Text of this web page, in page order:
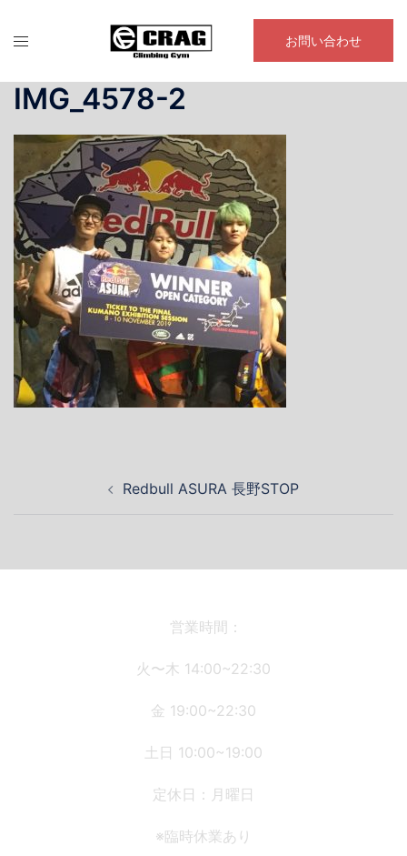
ン
お問い合わせ
IMG_4578-2
ゲ
Redbull ASURA 長野STOP
営業時間：
火〜木 14:00~22:30
金 19:00~22:30
土日 10:00~19:00
定休日：月曜日
※臨時休業あり